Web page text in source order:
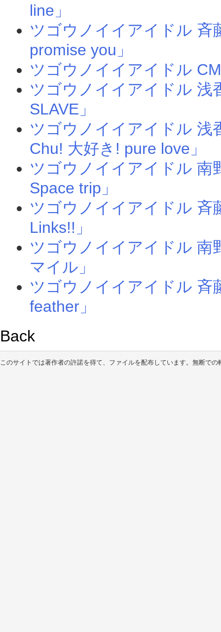
line」
ツゴウノイイアイドル 斉
promise you」
ツゴウノイイアイドル
ツゴウノイイアイドル 浅
SLAVE」
ツゴウノイイアイドル 浅
Chu! 大好き! pure love」
ツゴウノイイアイドル 南
Space trip」
ツゴウノイイアイドル 斉
Links!!」
ツゴウノイイアイドル 南
マイル」
ツゴウノイイアイドル 斉
feather」
Back
このサイトでは著作者の許諾を得て、ファイルを配布しています。無断での